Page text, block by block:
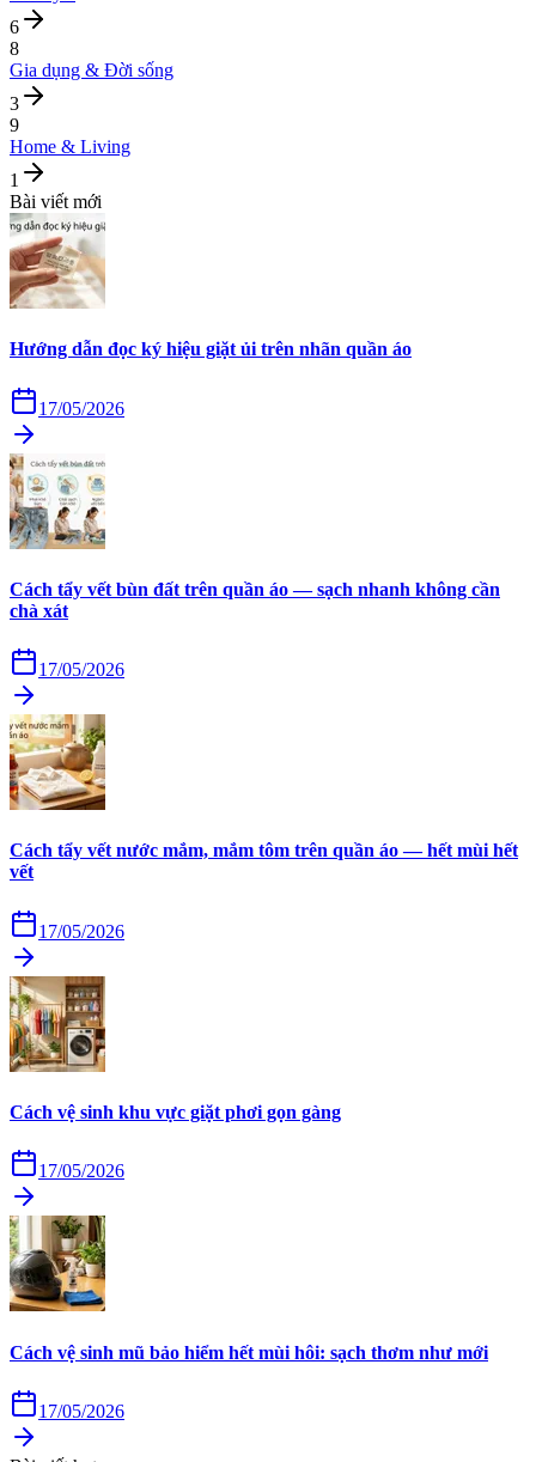
6
8
Gia dụng & Đời sống
3
9
Home & Living
1
Bài viết mới
Hướng dẫn đọc ký hiệu giặt ủi trên nhãn quần áo
17/05/2026
Cách tẩy vết bùn đất trên quần áo — sạch nhanh không cần
chà xát
17/05/2026
Cách tẩy vết nước mắm, mắm tôm trên quần áo — hết mùi hết
vết
17/05/2026
Cách vệ sinh khu vực giặt phơi gọn gàng
17/05/2026
Cách vệ sinh mũ bảo hiểm hết mùi hôi: sạch thơm như mới
17/05/2026